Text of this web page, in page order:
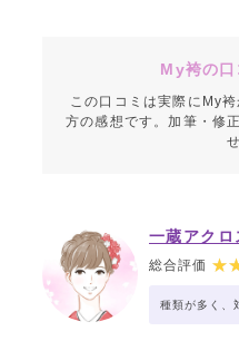
My袴の口
この口コミは実際にMy
方の感想です。加筆・修
一蔵アクロ
総合評価
種類が多く、